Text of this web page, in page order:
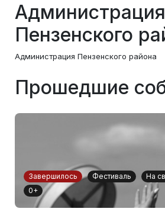
Администрация
Пензенского
Администрация Пензенского района
Прошедшие
Завершилось Фестиваль
На
0+